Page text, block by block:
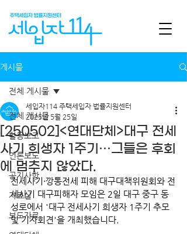
게시물
전체 게시물
활동보고
언론보도
공지사항
자료실
보도자료
전체 게시물
[250502]<연대단체>대구 전세
사기 희생자 1주기···그들은 후회
에 멈추지 않았다.
세입자114 주택세입자 법률지원센터
2025년 5월 25일
전세사기·깡통전세 피해 대구대책위원회와 전
세사기 대구피해자 모임은 2일 대구 중구 동
성로에서 '대구 전세사기 희생자 1주기 추모
및 기자회견'을 개최했습니다.